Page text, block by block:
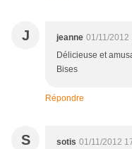
J jeanne 01/11/2012
Délicieuse et
Bises
Répondre
S sotis 01/11/2012